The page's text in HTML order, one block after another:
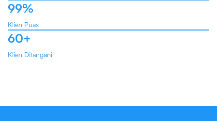
99%
Klien Puas
60+
Klien Ditangani